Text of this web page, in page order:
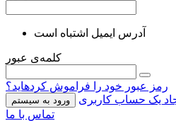
آدرس ایمیل اشتباه است
کلمه‌ی عبور
رمز عبور خود را فراموش کردهاید؟
ورود به سیستم
یک حساب کاربری
تماس با ما